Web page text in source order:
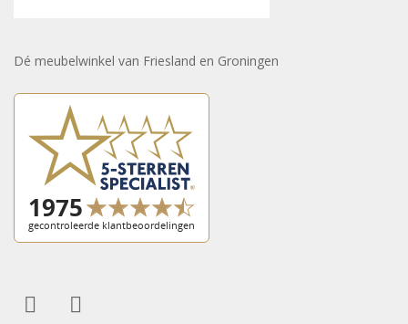
Dé meubelwinkel van Friesland en Groningen